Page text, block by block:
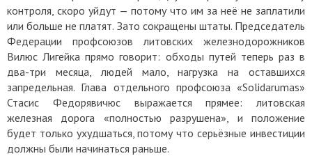
контроля, скоро уйдут — потому что им за неё не заплатили
или больше не платят. Зато сокращены штаты. Председатель
Федерации профсоюзов литовских железнодорожников
Вилюс Лигейка прямо говорит: обходы путей теперь раз в
два-три месяца, людей мало, нагрузка на оставшихся
запредельная. Глава отдельного профсоюза «Solidarumas»
Стасис Федорявичюс выражается прямее: литовская
железная дорога «полностью разрушена», и положение
будет только ухудшаться, потому что серьёзные инвестиции
должны были начинаться раньше.